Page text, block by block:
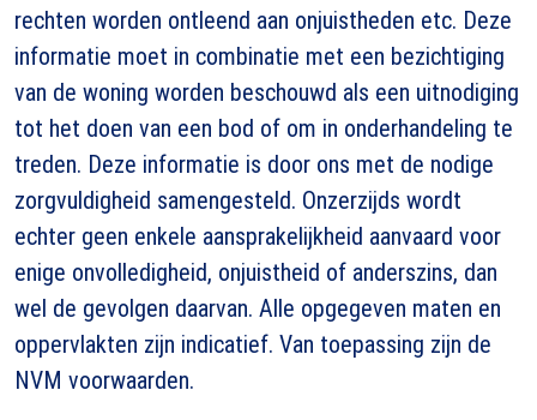
rechten worden ontleend aan onjuistheden etc. Deze
informatie moet in combinatie met een bezichtiging
van de woning worden beschouwd als een uitnodiging
tot het doen van een bod of om in onderhandeling te
treden. Deze informatie is door ons met de nodige
zorgvuldigheid samengesteld. Onzerzijds wordt
echter geen enkele aansprakelijkheid aanvaard voor
enige onvolledigheid, onjuistheid of anderszins, dan
wel de gevolgen daarvan. Alle opgegeven maten en
oppervlakten zijn indicatief. Van toepassing zijn de
NVM voorwaarden.